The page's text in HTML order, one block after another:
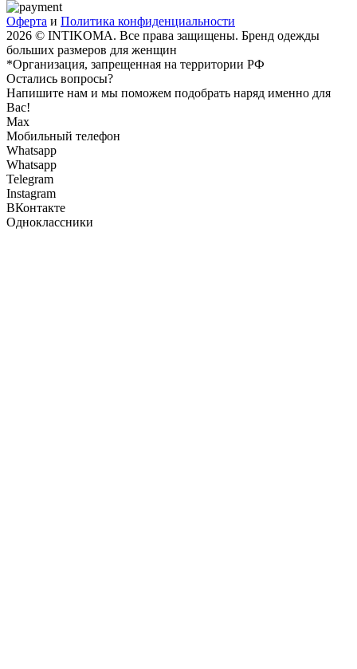
Оферта и Политика конфиденциальности
2026 © INTIKOMA. Все права защищены. Бренд одежды
больших размеров для женщин
*Организация, запрещенная на территории РФ
Остались вопросы?
Напишите нам и мы поможем подобрать наряд именно для
Вас!
Max
Мобильный телефон
Whatsapp
Whatsapp
Telegram
Instagram
ВКонтакте
Одноклассники